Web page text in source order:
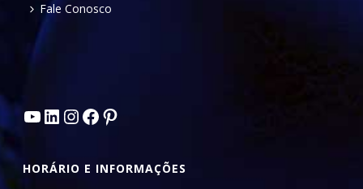
Fale Conosco
Youtube
LinkedIn
Instagram
Facebook
Pinterest
HORÁRIO E INFORMAÇÕES